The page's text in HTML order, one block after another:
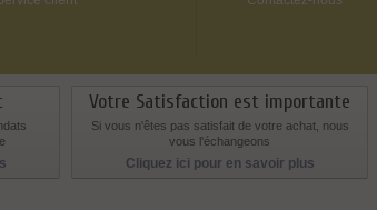
Votre Satisfaction est importante
Si vous n'êtes pas satisfait de votre achat, nous
vous l'échangeons
Cliquez ici pour en savoir plus